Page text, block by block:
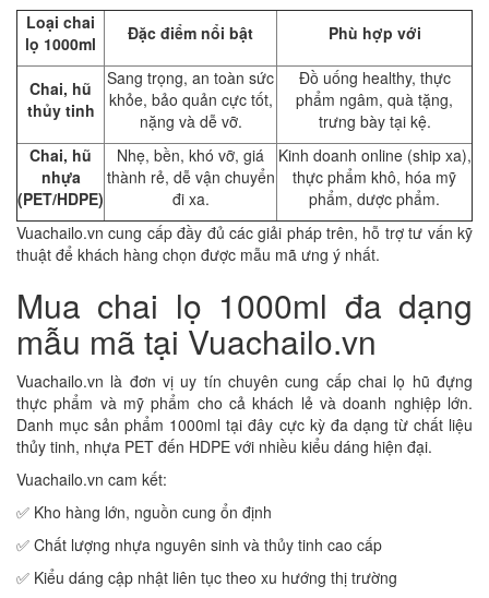
Loại chai
lọ 1000ml
Đặc điểm nổi bật Phù hợp với
Chai, hũ
thủy tinh
Sang trọng, an toàn sức
khỏe, bảo quản cực tốt,
nặng và dễ vỡ.
Đồ uống healthy, thực
phẩm ngâm, quà tặng,
trưng bày tại kệ.
Chai, hũ
nhựa
(PET/HDPE)
Nhẹ, bền, khó vỡ, giá
thành rẻ, dễ vận chuyển
đi xa.
Kinh doanh online (ship xa),
thực phẩm khô, hóa mỹ
phẩm, dược phẩm.
Vuachailo.vn cung cấp đầy đủ các giải pháp trên, hỗ trợ tư vấn kỹ
thuật để khách hàng chọn được mẫu mã ưng ý nhất.
Mua chai lọ 1000ml đa dạng
mẫu mã tại Vuachailo.vn
Vuachailo.vn là đơn vị uy tín chuyên cung cấp chai lọ hũ đựng
thực phẩm và mỹ phẩm cho cả khách lẻ và doanh nghiệp lớn.
Danh mục sản phẩm 1000ml tại đây cực kỳ đa dạng từ chất liệu
thủy tinh, nhựa PET đến HDPE với nhiều kiểu dáng hiện đại.
Vuachailo.vn cam kết:
✅ Kho hàng lớn, nguồn cung ổn định
✅ Chất lượng nhựa nguyên sinh và thủy tinh cao cấp
✅ Kiểu dáng cập nhật liên tục theo xu hướng thị trường